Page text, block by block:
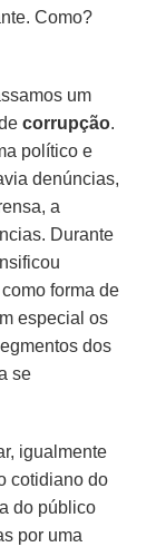
Como?
um
corrupção.
político e
denúncias,
a
Durante
forma de
especial os
dos
se
igualmente
cotidiano do
do público
por uma